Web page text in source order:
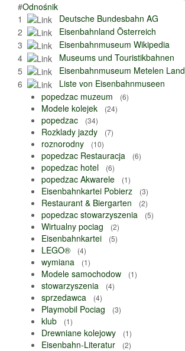
#Odnośnik
1
Deutsche Bundesbahn AG
2
Eisenbahnland Österreich
3
Eisenbahnmuseum Wikipedia
4
Museums und Touristikbahnen
5
Eisenbahnmuseum Metelen Land
6
Liste von Eisenbahnmuseen
popedzac muzeum
(6)
Modele kolejek (24)
popedzac (34)
Rozklady jazdy (7)
roznorodny (10)
popedzac Restauracja (6)
popedzac hotel (6)
popedzac Akwarele (1)
Eisenbahnkartei Pobierz (3)
Restaurant & Biergarten (2)
popedzac stowarzyszenia (5)
Wirtualny pociag (2)
Eisenbahnkartei (5)
LEGO® (4)
wymiana (1)
Modele samochodow (1)
stowarzyszenia (4)
sprzedawca (4)
Playmobil Pociag (3)
klub (1)
Drewniane kolejowy (1)
Eisenbahn-Literatur (2)